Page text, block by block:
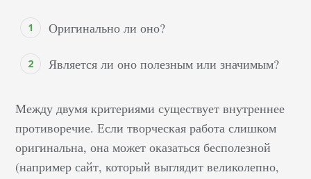
Оригинально ли оно?
Является ли оно полезным или значимым?
Между двумя критериями существует внутреннее
противоречие. Если творческая работа слишком
оригинальна, она может оказаться бесполезной
(например сайт, который выглядит великолепно,